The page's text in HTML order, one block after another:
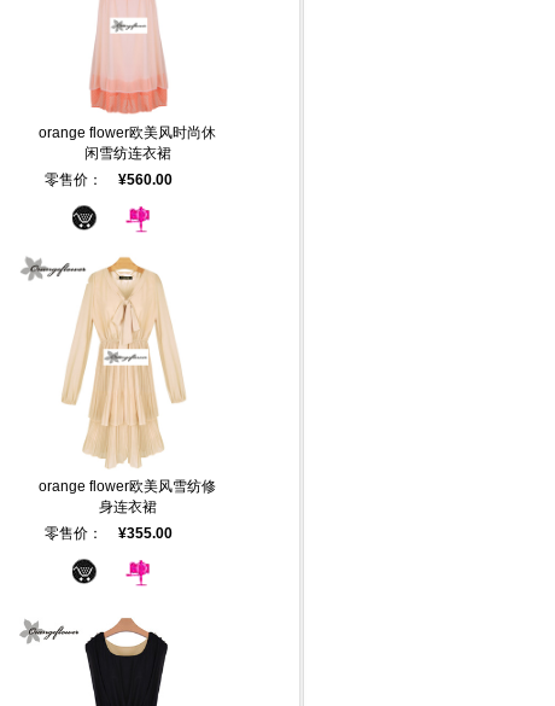
orange flower欧美风时尚休
闲雪纺连衣裙
零售价：
¥560.00
orange flower欧美风雪纺修
身连衣裙
零售价：
¥355.00